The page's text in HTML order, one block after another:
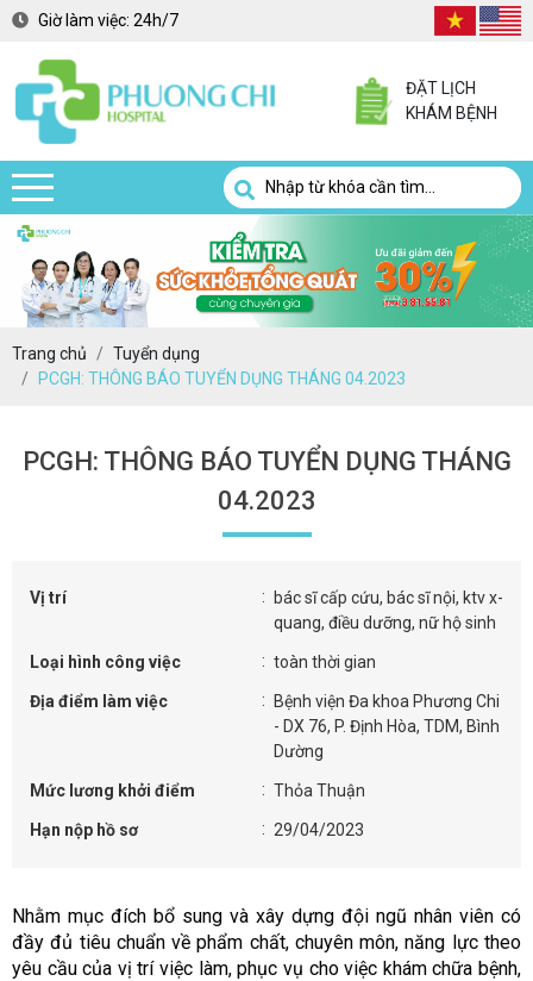
Giờ làm việc: 24h/7
ĐẶT LỊCH
KHÁM BỆNH
Trang chủ
Tuyển dụng
PCGH: THÔNG BÁO TUYỂN DỤNG THÁNG 04.2023
PCGH: THÔNG BÁO TUYỂN DỤNG THÁNG
04.2023
Vị trí
bác sĩ cấp cứu, bác sĩ nội, ktv x-
quang, điều dưỡng, nữ hộ sinh
Loại hình công việc toàn thời gian
Địa điểm làm việc
Bệnh viện Đa khoa Phương Chi
- DX 76, P. Định Hòa, TDM, Bình
Dường
Mức lương khởi điểm Thỏa Thuận
Hạn nộp hồ sơ 29/04/2023
Nhằm mục đích bổ sung và xây dựng đội ngũ nhân viên có
đầy đủ tiêu chuẩn về phẩm chất, chuyên môn, năng lực theo
yêu cầu của vị trí việc làm, phục vụ cho việc khám chữa bệnh,